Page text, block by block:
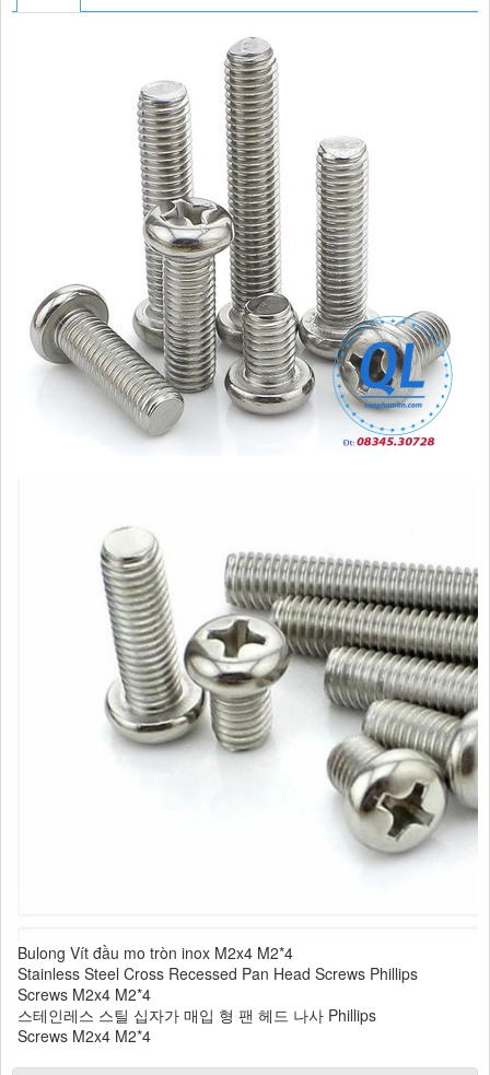
Bulong Vít đầu mo tròn inox M2x4 M2*4
Stainless Steel Cross Recessed Pan Head Screws Phillips
Screws M2x4 M2*4
​스테인레스 스틸 십자가 매입 형 팬 헤드 나사 Phillips
Screws M2x4 M2*4